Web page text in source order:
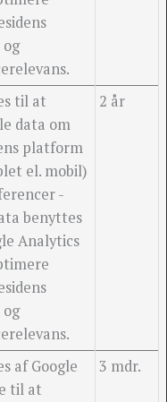
til at
data om
platform
el. mobil)
-
benyttes
Analytics
2 år
af Google
til at
3 mdr.